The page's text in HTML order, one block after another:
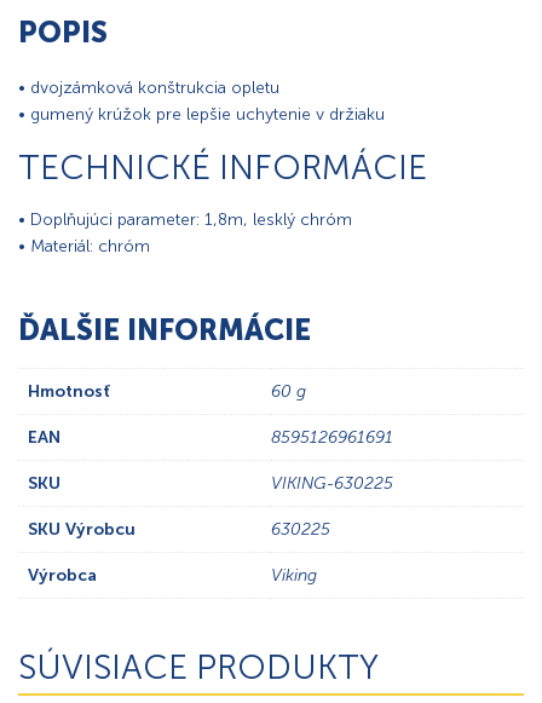
POPIS
• dvojzámková konštrukcia opletu
• gumený krúžok pre lepšie uchytenie v držiaku
TECHNICKÉ INFORMÁCIE
• Doplňujúci parameter: 1,8m, lesklý chróm
• Materiál: chróm
ĎALŠIE INFORMÁCIE
Hmotnosť 60 g
EAN 8595126961691
SKU VIKING-630225
SKU Výrobcu 630225
Výrobca Viking
SÚVISIACE PRODUKTY